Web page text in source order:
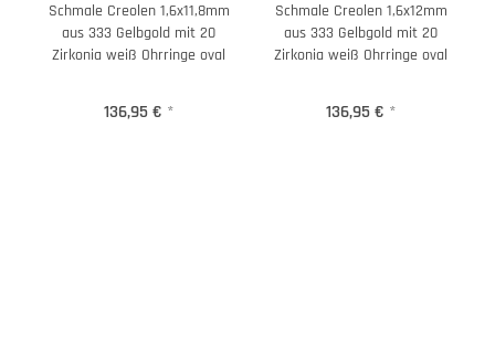
Schmale Creolen 1,6x11,8mm
aus 333 Gelbgold mit 20
Zirkonia weiß Ohrringe oval
136,95 € *
Schmale Creolen 1,6x12mm
aus 333 Gelbgold mit 20
Zirkonia weiß Ohrringe oval
136,95 € *